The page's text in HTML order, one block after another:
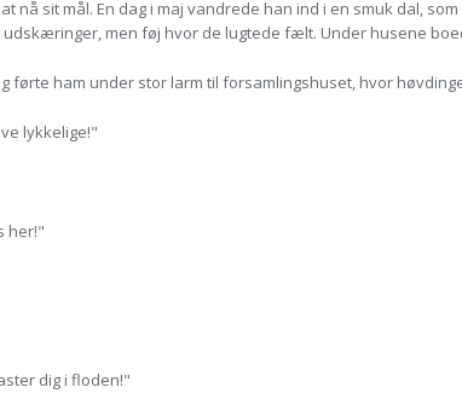
nå sit mål. En dag i maj vandrede han ind i en smuk dal,
men føj hvor de lugtede fælt. Under husene
førte ham under stor larm til forsamlingshuset, hvor
lykkelige!"
her!"
dig i floden!"